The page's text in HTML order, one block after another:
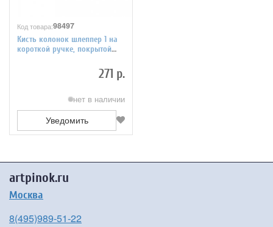
Код товара:98497
Кисть колонок шлеппер 1 на
короткой ручке, покрытой
271 р.
нет в наличии
Уведомить
artpinok.ru
Москва
8(495)989-51-22